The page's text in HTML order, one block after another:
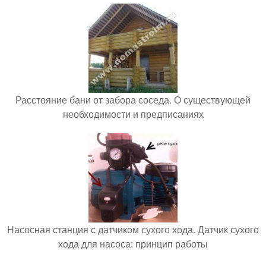
Расстояние бани от забора соседа. О существующей
необходимости и предписаниях
Насосная станция с датчиком сухого хода. Датчик сухого
хода для насоса: принцип работы